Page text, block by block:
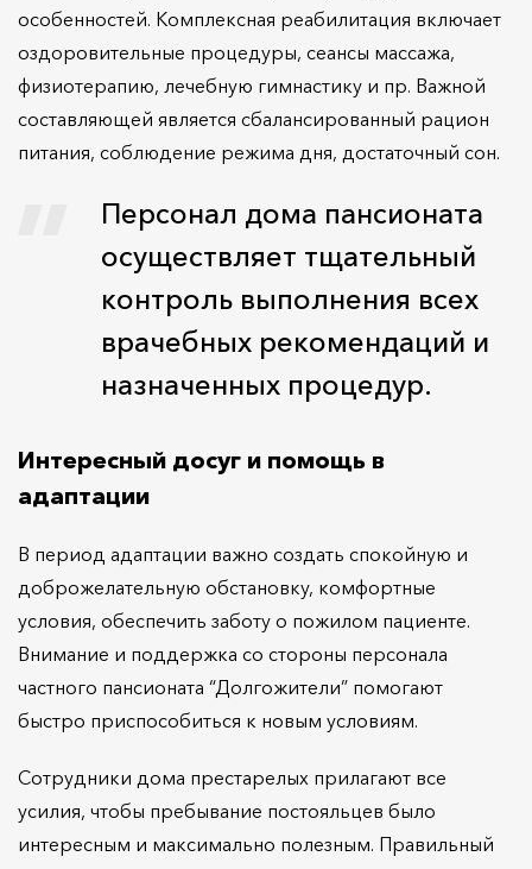
особенностей. Комплексная реабилитация включает
оздоровительные процедуры, сеансы массажа,
физиотерапию, лечебную гимнастику и пр. Важной
составляющей является сбалансированный рацион
питания, соблюдение режима дня, достаточный сон.
Персонал дома пансионата
осуществляет тщательный
контроль выполнения всех
врачебных рекомендаций и
назначенных процедур.
Интересный досуг и помощь в
адаптации
В период адаптации важно создать спокойную и
доброжелательную обстановку, комфортные
условия, обеспечить заботу о пожилом пациенте.
Внимание и поддержка со стороны персонала
частного пансионата “Долгожители” помогают
быстро приспособиться к новым условиям.
Сотрудники дома престарелых прилагают все
усилия, чтобы пребывание постояльцев было
интересным и максимально полезным. Правильный